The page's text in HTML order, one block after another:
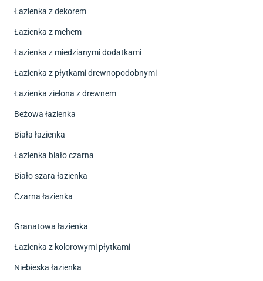
Łazienka z dekorem
Łazienka z mchem
Łazienka z miedzianymi dodatkami
Łazienka z płytkami drewnopodobnymi
Łazienka zielona z drewnem
Beżowa łazienka
Biała łazienka
Łazienka biało czarna
Biało szara łazienka
Czarna łazienka
Granatowa łazienka
Łazienka z kolorowymi płytkami
Niebieska łazienka